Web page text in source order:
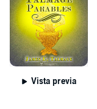
Vista previa